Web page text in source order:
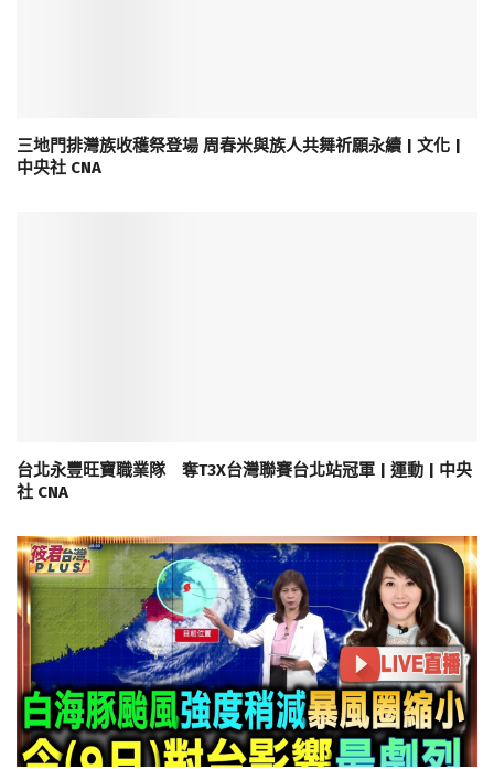
三地門排灣族收穫祭登場 周春米與族人共舞祈願永續 | 文化 |
中央社 CNA
台北永豐旺寶職業隊 奪T3X台灣聯賽台北站冠軍 | 運動 | 中央
社 CNA